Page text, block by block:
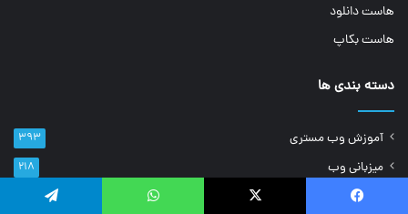
هاست دانلود
هاست بکاپ
دسته بندی ها
آموزش وب مستری ۳۹۳
میزبانی وب ۲۱۸
سایر